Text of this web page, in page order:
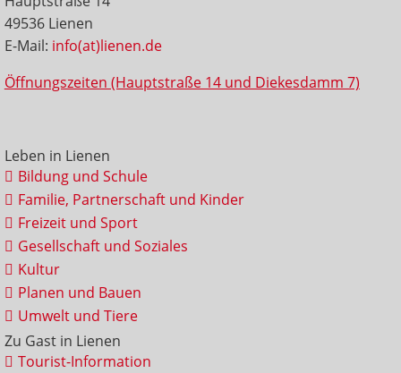
49536 Lienen
E-Mail: info(at)lienen.de
Öffnungszeiten (Hauptstraße 14 und Diekesdamm 7)
Leben in Lienen
Bildung und Schule
Familie, Partnerschaft und Kinder
Freizeit und Sport
Gesellschaft und Soziales
Kultur
Planen und Bauen
Umwelt und Tiere
Zu Gast in Lienen
Tourist-Information